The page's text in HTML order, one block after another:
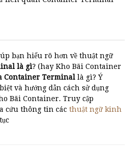
bạn hiểu rõ hơn về thuật ngữ
là gì? (hay Kho Bãi Container
Container Terminal là gì? Ý
và hướng dẫn cách sử dụng
Bãi Container. Truy cập
cứu thông tin các thuật ngữ kinh